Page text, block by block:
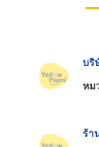
บริ
หม
ร้า